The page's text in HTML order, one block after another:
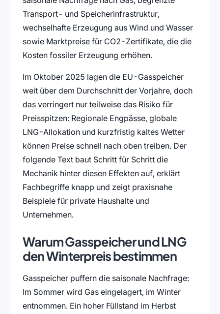
Transport- und Speicherinfrastruktur,
wechselhafte Erzeugung aus Wind und Wasser
sowie Marktpreise für CO2-Zertifikate, die die
Kosten fossiler Erzeugung erhöhen.
Im Oktober 2025 lagen die EU-Gasspeicher
weit über dem Durchschnitt der Vorjahre, doch
das verringert nur teilweise das Risiko für
Preisspitzen: Regionale Engpässe, globale
LNG-Allokation und kurzfristig kaltes Wetter
können Preise schnell nach oben treiben. Der
folgende Text baut Schritt für Schritt die
Mechanik hinter diesen Effekten auf, erklärt
Fachbegriffe knapp und zeigt praxisnahe
Beispiele für private Haushalte und
Unternehmen.
Warum Gasspeicher und LNG
den Winterpreis bestimmen
Gasspeicher puffern die saisonale Nachfrage:
Im Sommer wird Gas eingelagert, im Winter
entnommen. Ein hoher Füllstand im Herbst